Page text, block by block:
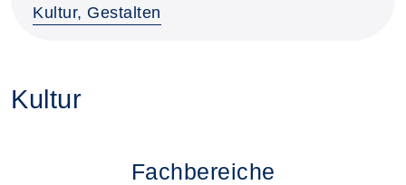
Kultur, Gestalten
Kultur
Fachbereiche